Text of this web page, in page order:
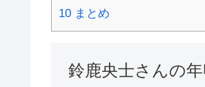
10 まとめ
鈴鹿央士さんの